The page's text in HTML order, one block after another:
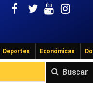
Deportes Económicas
Buscar